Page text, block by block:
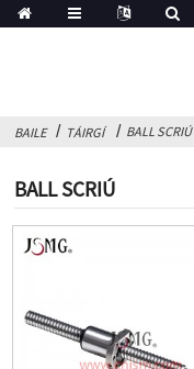
BAILE TÁIRGÍ BALL SCRIÚ
BALL SCRIÚ